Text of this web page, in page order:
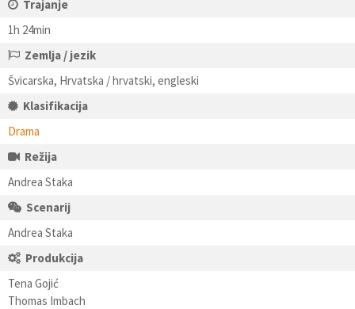
Trajanje
1h 24min
Zemlja / jezik
Švicarska, Hrvatska / hrvatski, engleski
Klasifikacija
Drama
Režija
Andrea Staka
Scenarij
Andrea Staka
Produkcija
Tena Gojić
Thomas Imbach